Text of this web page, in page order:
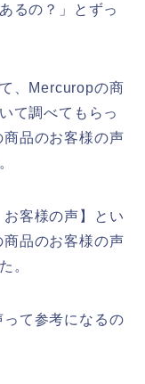
るの？」とずっ
、Mercuropの商
て調べてもらっ
品のお客様の声
客様の声】とい
品のお客様の声
。
て参考になるの